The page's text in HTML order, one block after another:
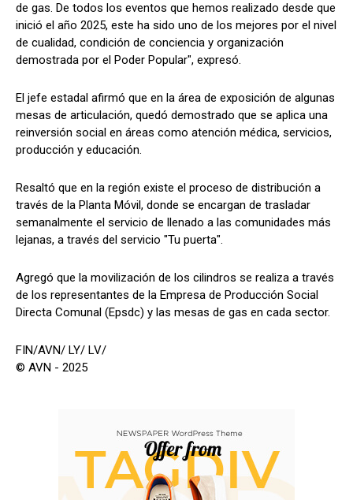
de gas. De todos los eventos que hemos realizado desde que
inició el año 2025, este ha sido uno de los mejores por el nivel
de cualidad, condición de conciencia y organización
demostrada por el Poder Popular", expresó.
El jefe estadal afirmó que en la área de exposición de algunas
mesas de articulación, quedó demostrado que se aplica una
reinversión social en áreas como atención médica, servicios,
producción y educación.
Resaltó que en la región existe el proceso de distribución a
través de la Planta Móvil, donde se encargan de trasladar
semanalmente el servicio de llenado a las comunidades más
lejanas, a través del servicio "Tu puerta".
Agregó que la movilización de los cilindros se realiza a través
de los representantes de la Empresa de Producción Social
Directa Comunal (Epsdc) y las mesas de gas en cada sector.
FIN/AVN/ LY/ LV/
© AVN - 2025